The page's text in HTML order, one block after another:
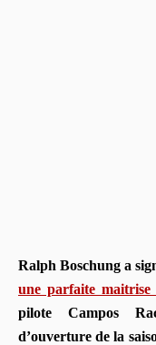
Ralph Boschung a
une parfaite maitrise
pilote Campos
d’ouverture de la